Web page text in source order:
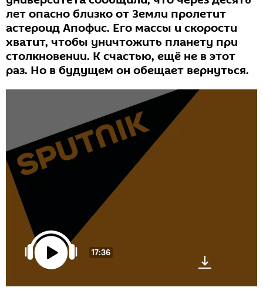
лет опасно близко от Земли пролетит
астероид Апофис. Его массы и скорости
хватит, чтобы уничтожить планету при
столкновении. К счастью, ещё не в этот
раз. Но в будущем он обещает вернуться.
17:36